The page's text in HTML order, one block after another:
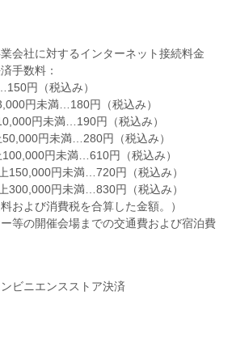
会社に対するインターネット接続料金
手数料：
円（税込み）
円未満…180円（税込み）
円未満…190円（税込み）
円未満…280円（税込み）
円未満…610円（税込み）
150,000円未満…720円（税込み）
300,000円未満…830円（税込み）
および消費税を合算した金額。）
等の開催会場までの交通費および宿泊費
ビニエンスストア決済